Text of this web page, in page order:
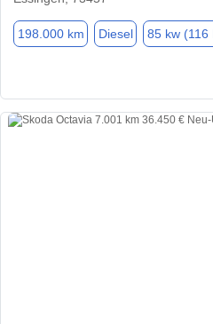
198.000 km Diesel 85 kw (116